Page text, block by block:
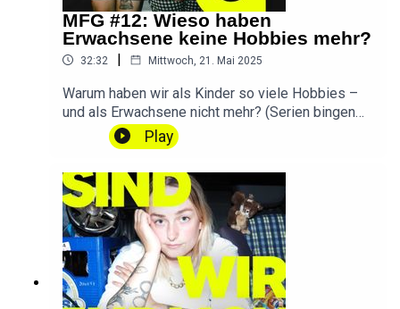
MFG #12: Wieso haben
Erwachsene keine Hobbies mehr?
32:32 | Mittwoch, 21. Mai 2025
Warum haben wir als Kinder so viele Hobbies –
und als Erwachsene nicht mehr? (Serien bingen
ist kein Hobby!!!! 🥲) Ivy und ich machen uns auf
die Suche nach einem Hobby für mich, für uns, für
teil: umfrage.sindwirendlichda.de(Dauert nur 5
Minuten und macht diesen Podcast besser!)
DANKE ❤️📱 SWED auf Instagram📱 SWED auf
TikTok💌 Ihr habt eine Frage, einen Wunsch oder
Feedback? Schreibt
mir!hallo@sindwirendlichda.deIntro & Outro by
Konstantin Ihlenfeld
Play